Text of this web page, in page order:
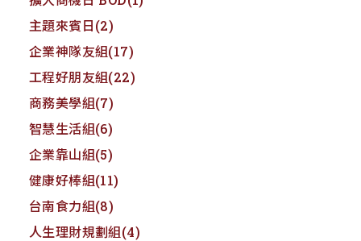
主題來賓日(2)
企業神隊友組(17)
工程好朋友組(22)
商務美學組(7)
智慧生活組(6)
企業靠山組(5)
健康好棒組(11)
台南食力組(8)
人生理財規劃組(4)